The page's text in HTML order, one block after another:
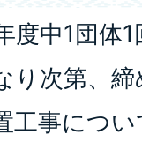
度中1団体
り次第、
工事につ